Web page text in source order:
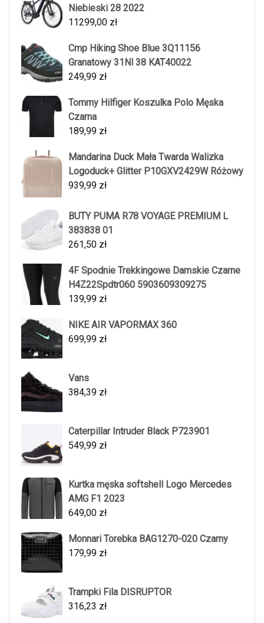
Niebieski 28 2022
11299,00 zł
Cmp Hiking Shoe Blue 3Q11156
Granatowy 31Nl 38 KAT40022
249,99 zł
Tommy Hilfiger Koszulka Polo Męska
Czarna
189,99 zł
Mandarina Duck Mała Twarda Walizka
Logoduck+ Glitter P10GXV2429W Różowy
939,99 zł
BUTY PUMA R78 VOYAGE PREMIUM L
383838 01
261,50 zł
4F Spodnie Trekkingowe Damskie Czarne
H4Z22Spdtr060 5903609309275
139,99 zł
NIKE AIR VAPORMAX 360
699,99 zł
Vans
384,39 zł
Caterpillar Intruder Black P723901
549,99 zł
Kurtka męska softshell Logo Mercedes
AMG F1 2023
649,00 zł
Monnari Torebka BAG1270-020 Czarny
179,99 zł
Trampki Fila DISRUPTOR
316,23 zł